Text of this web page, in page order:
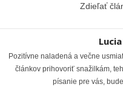
Zdieľať
Pozitívne naladená a večne
článkov prihovoriť snažilkám,
písanie pre vás,